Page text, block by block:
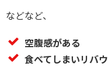
などなど、
空腹感がある
食べてしまいリバ